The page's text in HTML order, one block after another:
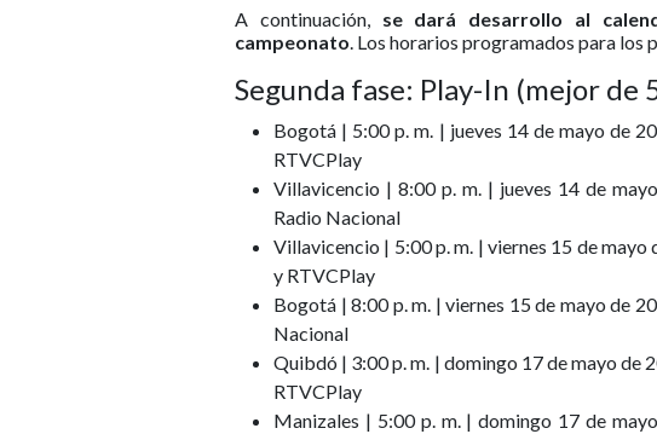
A continuación, se dará desarrollo al
campeonato. Los horarios programados para
Segunda fase: Play-In (mejor de
Bogotá | 5:00 p. m. | jueves 14 de mayo de
RTVCPlay
Villavicencio | 8:00 p. m. | jueves 14 de
Radio Nacional
Villavicencio | 5:00 p. m. | viernes 15 de mayo
y RTVCPlay
Bogotá | 8:00 p. m. | viernes 15 de mayo de
Nacional
Quibdó | 3:00 p. m. | domingo 17 de mayo de
RTVCPlay
Manizales | 5:00 p. m. | domingo 17 de